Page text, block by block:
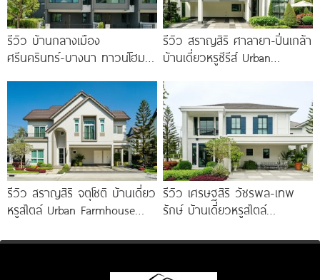
รีวิว บ้านกลางเมือง
ศรีนครินทร์-บางนา ทาวน์โฮม 3
Penthouse
รีวิว สราญสิริ ศาลายา-ปิ่นเกล้า
บ้านเดี่ยวหรูซีรีส์ Urban
Double Volume ทำเลติดถนน
ใหญ่
รีวิว สราญสิริ จตุโชติ บ้านเดี่ยว
หรูสไตล์ Urban Farmhouse​
ทางด่วนจตุโชติ เริ่ม 8.59
รีวิว เศรษฐสิริ วัชรพล-เทพ
รักษ์ บ้านเดี่ยวหรูสไตล์
ทะเลสาบ ทำเลใกล้รถไฟฟ้า และ